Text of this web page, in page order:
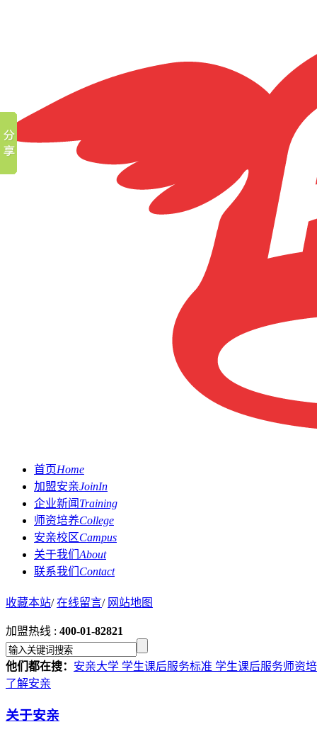
首页Home
加盟安亲JoinIn
企业新闻 Training
师资培养College
安亲校区Campus
关于我们 About
联系我们 Contact
收藏本站/在线留言/ 网站地图
加盟热线 : 400-01-82821
他们都在搜： 安亲大学 学生课后服务标准 学生课后服务师资
了解安亲
关于安亲